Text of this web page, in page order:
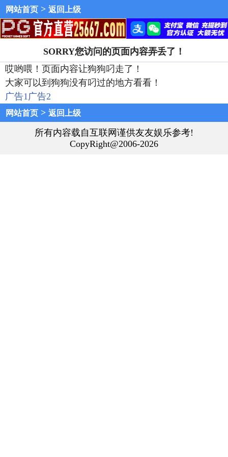
网站首页 > 返回上级
SORRY您访问的页面内容弄丢了！
哎哟喂！页面内容让狗狗叼走了！
大家可以到狗狗没有叼过的地方看看！
广告1广告2
网站首页 > 返回上级
所有内容载自互联网谨供友友娱乐参考!
CopyRight@2006-2026